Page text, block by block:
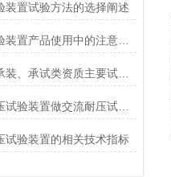
装置试验方法的选择阐述
交流耐压试验装置产品使用中的注意事项
一级承修、承装、承试类资质主要试验设备配置表
智能工频耐压试验装置做交流耐压试验时应留意的几点要求
试验装置的相关技术指标